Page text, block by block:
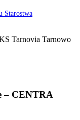
Starostwa
Tarnovia Tarnowo
– CENTRA